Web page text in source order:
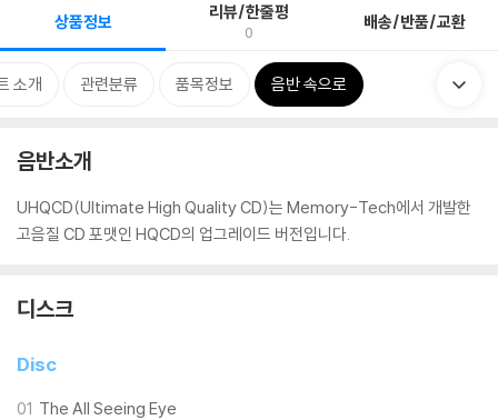
상품정보 리뷰/한줄평
0 배송/반품/교환
소개 관련분류 품목정보 음반 속으로
음반소개
UHQCD(Ultimate High Quality CD)는 Memory-Tech에서 개발한
고음질 CD 포맷인 HQCD의 업그레이드 버전입니다.
디스크
Disc
01 The All Seeing Eye